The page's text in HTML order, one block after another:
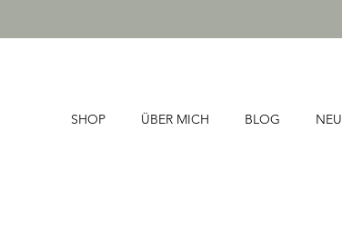
SHOP ÜBER MICH BLOG NEU